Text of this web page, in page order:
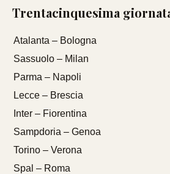
Trentacinquesima
Atalanta – Bologna
Sassuolo – Milan
Parma – Napoli
Lecce – Brescia
Inter – Fiorentina
Sampdoria – Genoa
Torino – Verona
Spal – Roma